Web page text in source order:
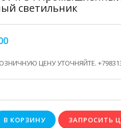
светильник
ЦЕНУ УТОЧНЯЙТЕ.